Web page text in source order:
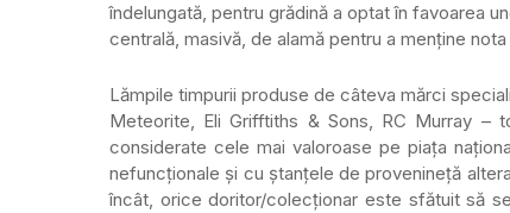
îndelungată, pentru grădină a optat în favoarea
centrală, masivă, de alamă pentru a menţine
Lămpile timpurii produse de câteva mărci
Meteorite, Eli Grifftiths & Sons, RC Murray –
considerate cele mai valoroase pe piața
nefuncționale şi cu ştanţele de provenineţă
încât, orice doritor/colecționar este sfătuit să